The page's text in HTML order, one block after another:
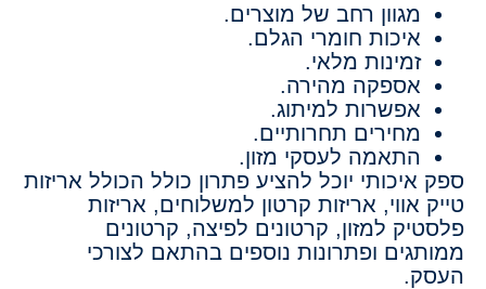
מגוון רחב של מוצרים.
איכות חומרי הגלם.
זמינות מלאי.
אספקה מהירה.
אפשרות למיתוג.
מחירים תחרותיים.
התאמה לעסקי מזון.
ספק איכותי יוכל להציע פתרון כולל הכולל אריזות
טייק אווי, אריזות קרטון למשלוחים, אריזות
פלסטיק למזון, קרטונים לפיצה, קרטונים
ממותגים ופתרונות נוספים בהתאם לצורכי
העסק.